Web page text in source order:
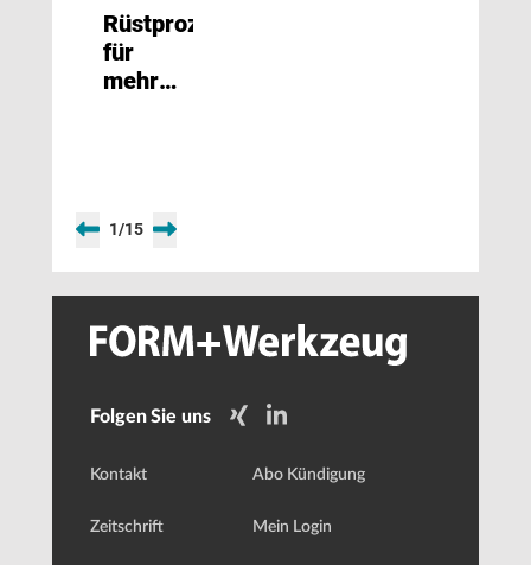
Rüstprozesse
für
mehr
1/15
Folgen Sie uns
Kontakt
Zeitschrift
Abo Kündigung
Mein Login